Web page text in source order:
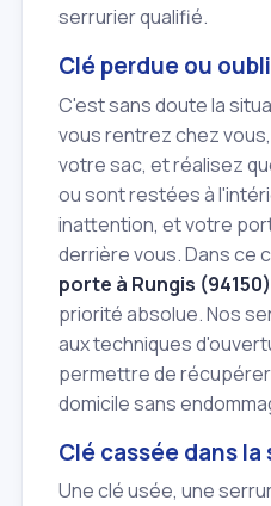
serrurier qualifié.
Clé perdue ou
C'est sans doute la
vous rentrez chez
votre sac, et réalisez
ou sont restées à
inattention, et votre
derrière vous. Dans ce
porte à Rungis (94150)
priorité absolue. Nos
aux techniques
permettre de
domicile sans
Clé cassée dans la
Une clé usée, une